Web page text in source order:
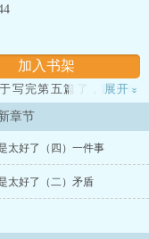
加入书架
写完第五篇了，跨度时
直听说过热锅上的蚂蚁
我却感觉有些东西慢慢
展开 »
章节
太好了（四）一件事
太好了（二）矛盾